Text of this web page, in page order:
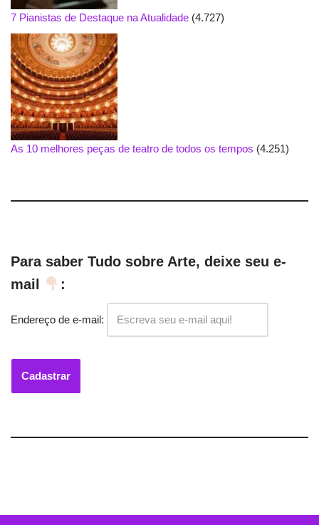
7 Pianistas de Destaque na Atualidade (4.727)
As 10 melhores peças de teatro de todos os tempos (4.251)
Para saber Tudo sobre Arte, deixe seu e-
mail
:
Endereço de e-mail: